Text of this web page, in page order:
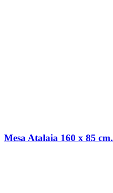
Mesa Atalaia 160 x 85 cm.